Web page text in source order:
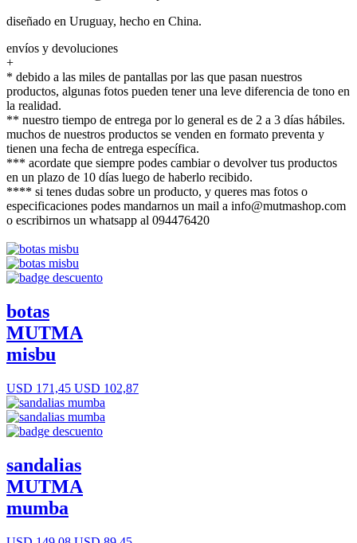
diseñado en Uruguay, hecho en China.
envíos y devoluciones
+
* debido a las miles de pantallas por las que pasan nuestros
productos, algunas fotos pueden tener una leve diferencia de tono en
la realidad.
** nuestro tiempo de entrega por lo general es de 2 a 3 días hábiles.
muchos de nuestros productos se venden en formato preventa y
tienen una fecha de entrega específica.
*** acordate que siempre podes cambiar o devolver tus productos
en un plazo de 10 días luego de haberlo recibido.
**** si tenes dudas sobre un producto, y queres mas fotos o
especificaciones podes mandarnos un mail a info@mutmashop.com
o escribirnos un whatsapp al 094476420
botas
MUTMA
misbu
USD 171,45 USD 102,87
sandalias
MUTMA
mumba